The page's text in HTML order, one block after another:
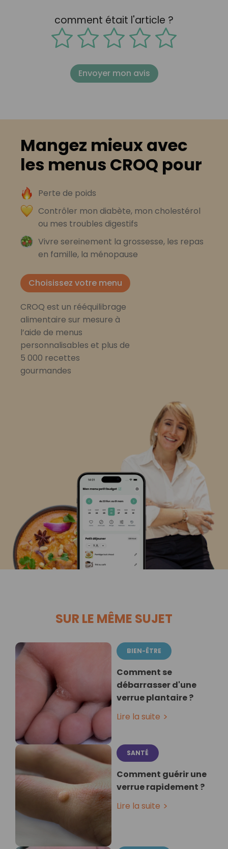
comment était l'article ?
Envoyer mon avis
Mangez mieux avec
les menus CROQ pour
Perte de poids
Contrôler mon diabète, mon cholestérol
ou mes troubles digestifs
Vivre sereinement la grossesse, les repas
en famille, la ménopause
Choisissez votre menu
CROQ est un rééquilibrage
alimentaire sur mesure à
l’aide de menus
personnalisables et plus de
5 000 recettes
gourmandes
SUR LE MÊME SUJET
BIEN-ÊTRE
Comment se
débarrasser d'une
verrue plantaire ?
Lire la suite
SANTÉ
Comment guérir une
verrue rapidement ?
Lire la suite